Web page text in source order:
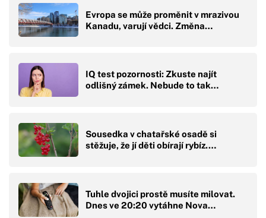
Evropa se může proměnit v mrazivou
Kanadu, varují vědci. Změna…
IQ test pozornosti: Zkuste najít
odlišný zámek. Nebude to tak…
Sousedka v chatařské osadě si
stěžuje, že jí děti obírají rybíz.…
Tuhle dvojici prostě musíte milovat.
Dnes ve 20:20 vytáhne Nova…